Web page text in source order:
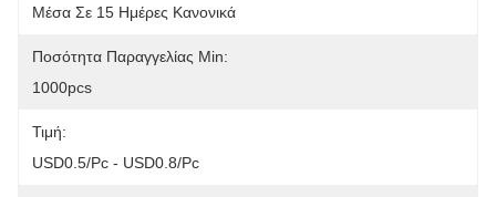
Μέσα Σε 15 Ημέρες Κανονικά
Ποσότητα Παραγγελίας Min:
1000pcs
Τιμή:
USD0.5/pc - USD0.8/pc